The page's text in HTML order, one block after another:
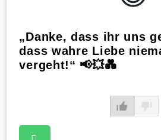
„Danke, dass ihr uns
dass wahre Liebe
vergeht!“ 📢💥💑